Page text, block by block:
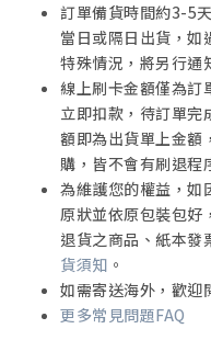
47幽默和感動是這個
48死前一小時還想做
49選好最後想聽的音樂
50優雅地決定墓誌銘
Part.6如果一分鐘後，
51如果把地球的歷史
鐘喔
52一直都最後，都要去
53在人生的最後，會想
54「色即是空，空即是
55《般若心經》二六
就懂啦，GOOD LUCK！
訂單備貨時間約3-5
當日或隔日出貨，如
特殊情況，將另行通
線上刷卡金額僅為訂
立即扣款，待訂單完
額即為出貨單上金額
購，皆不會有刷退程
為維護您的權益，如
原狀並依原包裝包好
退貨之商品、紙本發
貨須知 。
如需寄送海外，歡迎
更多常見問題FAQ